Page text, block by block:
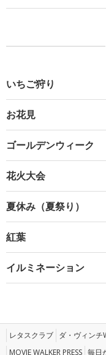
いちご狩り
お花見
ゴールデンウィーク
花火大会
夏休み（夏祭り）
紅葉
イルミネーション
レタスクラブ ダ・ヴィンチ
MOVIE WALKER PRESS 毎日